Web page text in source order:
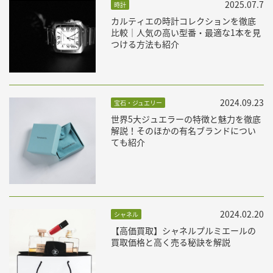
時計
カルティエの時計コレクションを徹底
比較｜人気の高い型番・最適な1本を見
つける方法も紹介
2025.07.7
宝石・ジュエリー
世界5大ジュエラーの特徴と魅力を徹底
解説！そのほかの有名ブランドについ
ても紹介
2024.09.23
シャネル
【高価買取】シャネルプルミエールの
買取価格と高く売る秘訣を解説
2024.02.20